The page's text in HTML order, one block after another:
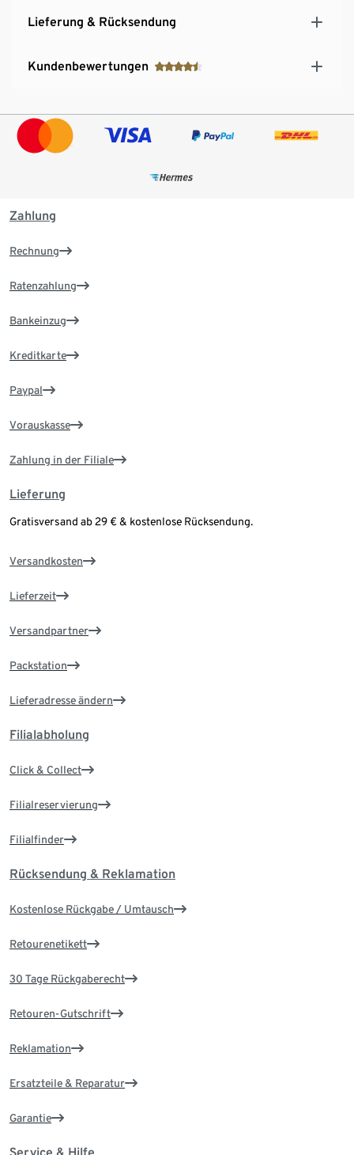
Lieferung & Rücksendung
Kundenbewertungen
Zahlung
Rechnung
Ratenzahlung
Bankeinzug
Kreditkarte
Paypal
Vorauskasse
Zahlung in der Filiale
Lieferung
Gratisversand ab 29 € & kostenlose Rücksendung.
Versandkosten
Lieferzeit
Versandpartner
Packstation
Lieferadresse ändern
Filialabholung
Click & Collect
Filialreservierung
Filialfinder
Rücksendung & Reklamation
Kostenlose Rückgabe / Umtausch
Retourenetikett
30 Tage Rückgaberecht
Retouren-Gutschrift
Reklamation
Ersatzteile & Reparatur
Garantie